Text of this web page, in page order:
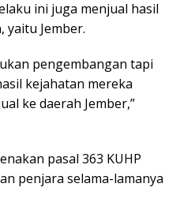
ini juga menjual hasil
yaitu Jember.
pengembangan tapi
kejahatan mereka
ke daerah Jember,”
pasal 363 KUHP
penjara selama-lamanya